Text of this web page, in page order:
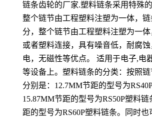
链条齿轮的厂家.塑料链条采用特殊
整个链节由工程塑料注塑为一体，
分，整个链节由工程塑料注塑为一
或者塑料连接，具有噪音低，耐腐
电，无磁性等优点。 适用于电子,电
等设备上。塑料链条的分类：按照链
分别是：12.7MM节距的型号为
15.87MM节距的型号为RS50P塑料
距的型号为RS60P塑料链条。同时